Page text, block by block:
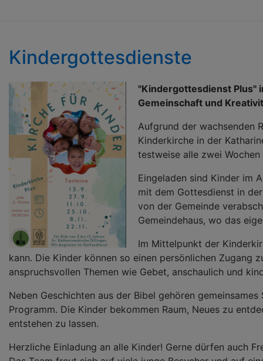
Kindergottesdienste
"Kindergottesdienst Plus"
Gemeinschaft und
Aufgrund der wachsenden
Kinderkirche in der
testweise alle zwei
Eingeladen sind Kinder im
mit dem Gottesdienst in
von der Gemeinde
Gemeindehaus, wo das
Im Mittelpunkt der
kann. Die Kinder können so einen persönlichen Zugang
anspruchsvollen Themen wie Gebet, anschaulich und
Neben Geschichten aus der Bibel gehören
Programm. Die Kinder bekommen Raum, Neues zu
entstehen zu lassen.
Herzliche Einladung an alle Kinder! Gerne dürfen auch